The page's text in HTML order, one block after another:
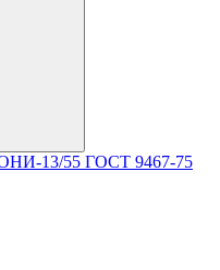
13/55 ГОСТ 9467-75